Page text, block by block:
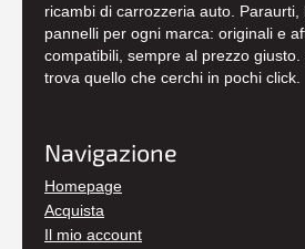
ricambi di carrozzeria auto.
pannelli per ogni marca: originali e
compatibili, sempre al prezzo
trova quello che cerchi in pochi click.
Navigazione
Homepage
Acquista
Il mio account